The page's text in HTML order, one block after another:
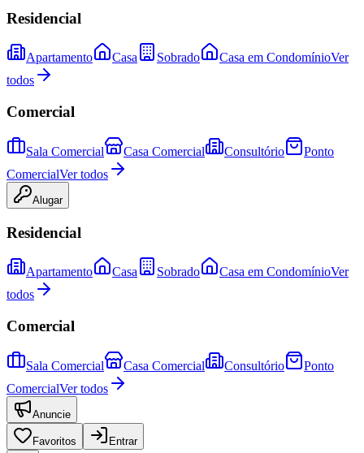
Residencial
Apartamento Casa Sobrado Casa em CondomínioVer
todos
Comercial
Sala Comercial Casa Comercial Consultório
Ponto
ComercialVer todos
Alugar
Residencial
Apartamento Casa Sobrado Casa em CondomínioVer
todos
Comercial
Sala Comercial Casa Comercial Consultório
Ponto
ComercialVer todos
Anuncie
Favoritos Entrar